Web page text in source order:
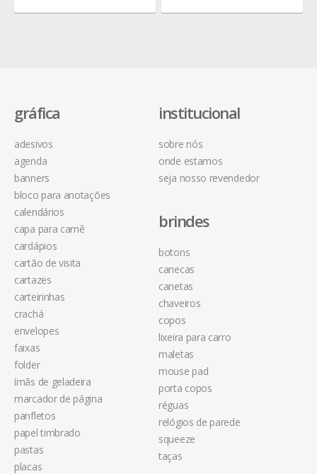
institucional
sobre nós
onde estamos
seja nosso revendedor
gráfica
adesivos
agenda
banners
bloco para anotações
calendários
capa para carnê
cardápios
cartão de visita
cartazes
carteirinhas
crachá
envelopes
faixas
folder
ímãs de geladeira
marcador de página
panfletos
papel timbrado
pastas
placas
brindes
botons
canecas
canetas
chaveiros
copos
lixeira para carro
maletas
mouse pad
porta copos
réguas
relógios de parede
squeeze
taças